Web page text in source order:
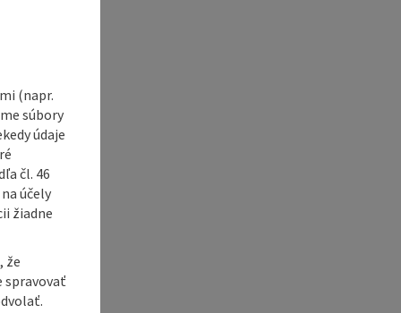
(napr.
súbory
údaje
čl. 46
účely
žiadne
že
spravovať